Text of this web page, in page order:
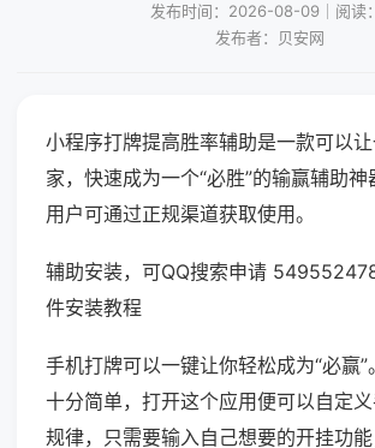
发布时间：2026-08-09｜阅读
发布者：贝安网
小程序打牌提高胜率辅助是一款可以
家，快速成为一个“必胜”的输赢辅助
用户可通过正规渠道获取使用。
辅助安装，可QQ搜索申请
件安装教程
手机打牌可以一键让你轻松成为“必赢
十分简单，打开这个应用便可以自定
规律，只需要输入自己想要的开挂功